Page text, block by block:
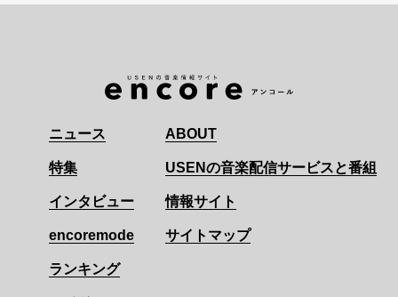
ニュース
特集
インタビュー
encoremode
ランキング
ABOUT
USENの音楽配信サービスと番組
情報サイト
サイトマップ